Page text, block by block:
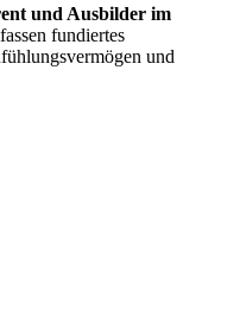
und Ausbilder im
fundiertes
und